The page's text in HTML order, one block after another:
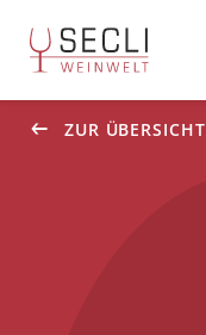
ZUR ÜBERSICHT